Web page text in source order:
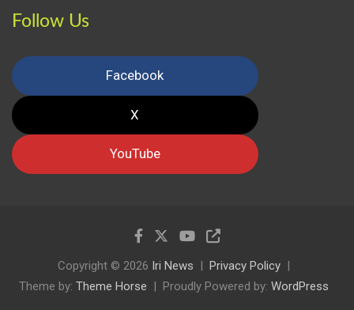
Follow Us
Facebook
X
YouTube
Copyright © 2026 Iri News
Privacy Policy
Theme by: Theme Horse Proudly Powered by: WordPress